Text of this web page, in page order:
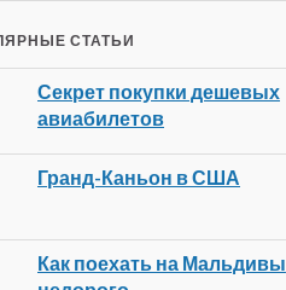
СТАТЬИ
Секрет покупки дешевых
авиабилетов
Гранд-Каньон в США
Как поехать на Мальдивы